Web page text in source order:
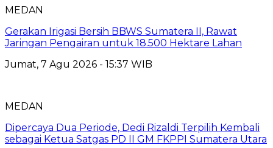
MEDAN
Gerakan Irigasi Bersih BBWS Sumatera II, Rawat
Jaringan Pengairan untuk 18.500 Hektare Lahan
Jumat, 7 Agu 2026 - 15:37 WIB
MEDAN
Dipercaya Dua Periode, Dedi Rizaldi Terpilih Kembali
sebagai Ketua Satgas PD II GM FKPPI Sumatera Utara